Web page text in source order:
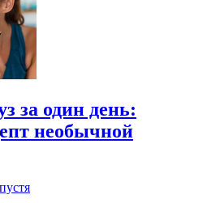
за один день:
необычной